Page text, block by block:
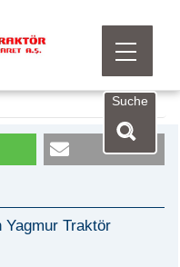
Menü
Suche
Yagmur Traktör